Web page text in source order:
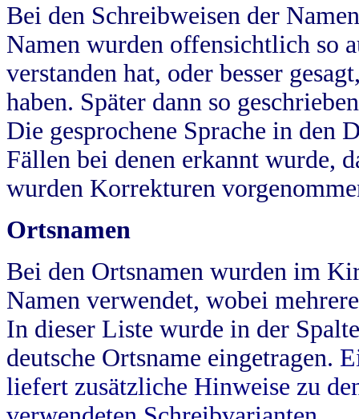
Bei den Schreibweisen der
Namen wurden offensichtlich so
verstanden hat, oder besser
haben. Später dann so
Die gesprochene Sprache in
Fällen bei denen erkannt wurde,
wurden Korrekturen
Ortsnamen
Bei den Ortsnamen wurden im
Namen verwendet, wobei
In dieser Liste wurde in der
deutsche Ortsname eingetragen.
liefert zusätzliche Hinweise zu